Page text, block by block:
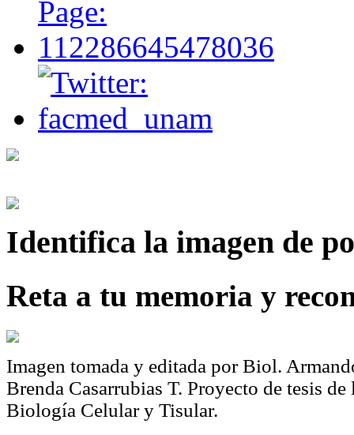
Identifica la imagen de
Reta a tu memoria y
Imagen tomada y editada por Biol.
Brenda Casarrubias T. Proyecto de tesis
Biología Celular y Tisular.